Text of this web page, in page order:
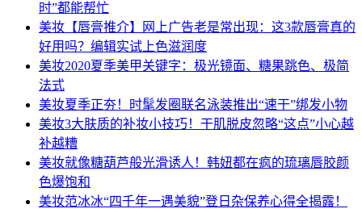
时”都能帮忙
美妆 【唇膏推介】网上广告老是常出现：这3款唇膏真的
好用吗？编辑实试上色滋润度
美妆2020夏季美甲关键字：极光镜面、糖果跳色、极简
法式
美妆夏季正夯！时髦发圈联名泳装推出“速干”绑发小物
美妆3大肤质的补妆小技巧！干肌脱皮忽略“这点”小心越
补越糟
美妆就像糖葫芦般光滑诱人！韩妞都在疯的琉璃唇胶颜
色爆饱和
美妆范冰冰“四千年一遇美貌”登日杂保养心得全揭露！